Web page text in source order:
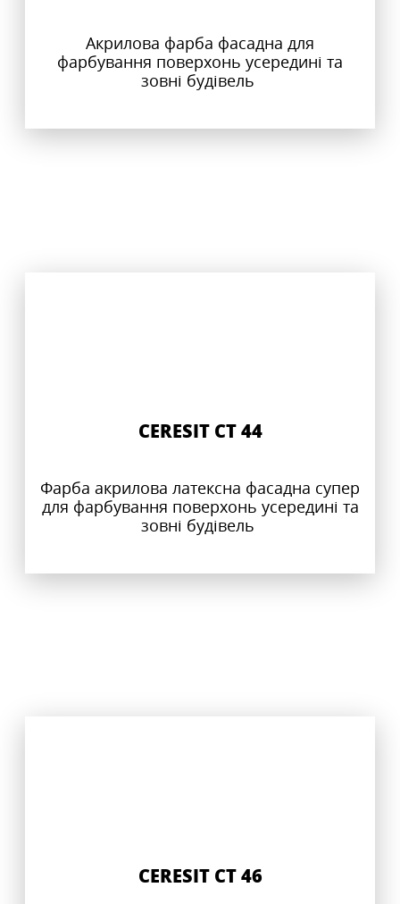
Акрилова фарба фасадна для
фарбування поверхонь усередині та
зовні будівель
CERESIT CT 44
Фарба акрилова латексна фасадна супер
для фарбування поверхонь усередині та
зовні будівель
CERESIT CT 46